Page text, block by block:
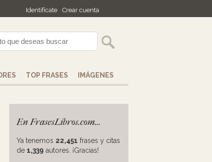
Identifícate Crear cuenta
TOP FRASES IMÁGENES
En FrasesLibros.com...
Ya tenemos 22,451 frases y citas
de 1,339 autores. ¡Gracias!